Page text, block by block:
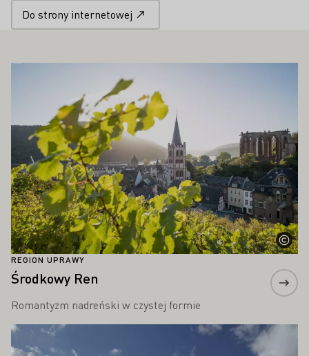
Do strony internetowej
ZAINTERESOWAĆ
REGION UPRAWY
Środkowy Ren
Romantyzm nadreński w czystej formie
Proszę dowiedzieć się więcej